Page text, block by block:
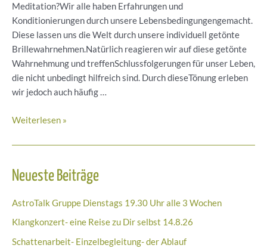
Meditation?Wir alle haben Erfahrungen und
Konditionierungen durch unsere Lebensbedingungengemacht.
Diese lassen uns die Welt durch unsere individuell getönte
Brillewahrnehmen.Natürlich reagieren wir auf diese getönte
Wahrnehmung und treffenSchlussfolgerungen für unser Leben,
die nicht unbedingt hilfreich sind. Durch dieseTönung erleben
wir jedoch auch häufig …
Achtsamkeitsmeditation
Beatrix
Weiterlesen »
Neueste Beiträge
AstroTalk Gruppe Dienstags 19.30 Uhr alle 3 Wochen
Klangkonzert- eine Reise zu Dir selbst 14.8.26
Schattenarbeit- Einzelbegleitung- der Ablauf